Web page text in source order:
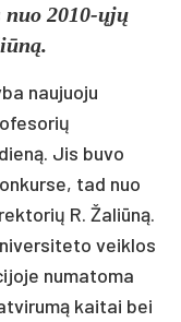
2010-ųjų
naujuoju
Jis buvo
tad nuo
R. Žaliūną.
veiklos
numatoma
kaitai bei